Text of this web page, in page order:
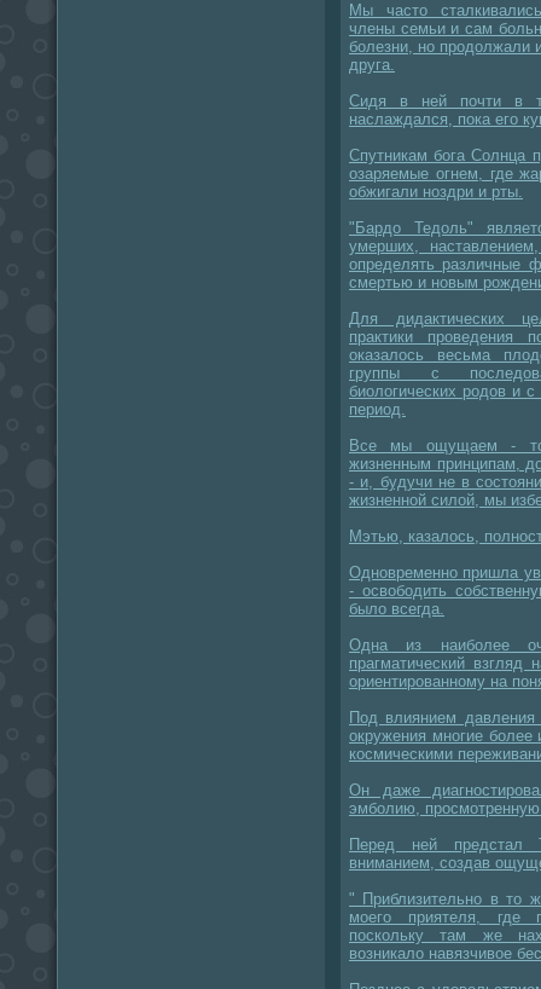
Мы часто
члены семьи и сам
болезни, но продолжали
друга.
Сидя в ней почти в
наслаждался, пока его
Спутникам бога Солнца
озаряемые огнем, где
обжигали ноздри и рты.
"Бардо Тедоль"
умерших,
определять различные
смертью и новым
Для дидактических
практики проведения
оказалось весьма
группы с
биологических родов и
период.
Все мы ощущаем -
жизненным принципам,
- и, будучи не в
жизненной силой, мы
Мэтью, казалось,
Одновременно пришла
- освободить
было всегда.
Одна из наиболее
прагматический
ориентированному на
Под влиянием давления
окружения многие
космическими
Он даже
эмболию,
Перед ней предстал
вниманием, создав
" Приблизительно в то
моего приятеля, где
поскольку там же
возникало навязчивое